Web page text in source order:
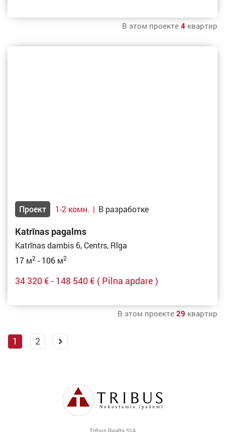
В этом проекте 4 квартир
Проект 1-2 комн. | В разработке
Katrīnas pagalms
Katrīnas dambis 6, Centrs, Rīga
17 м2 - 106 м2
34 320 € - 148 540 € ( Pilna apdare )
В этом проекте 29 квартир
1 2
Tribus Realty SIA